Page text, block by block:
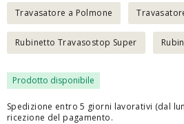
Travasatore a Polmone
Rubinetto Travasostop Super
Prodotto disponibile
Spedizione entro 5 giorni lavorativi (dal
ricezione del pagamento.